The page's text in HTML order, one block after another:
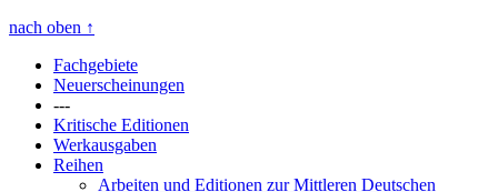
nach oben ↑
Fachgebiete
Neuerscheinungen
---
Kritische Editionen
Werkausgaben
Reihen
Arbeiten und Editionen zur Mittleren Deutschen